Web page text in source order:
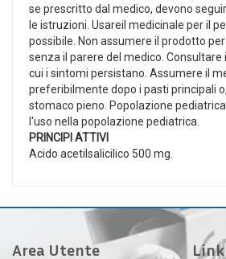
se prescritto dal medico, devono
le istruzioni. Usareil medicinale per il
possibile. Non assumere il prodotto
senza il parere del medico. Consultare
cui i sintomi persistano. Assumere il
preferibilmente dopo i pasti principali
stomaco pieno. Popolazione
l'uso nella popolazione pediatrica.
PRINCIPI ATTIVI
Acido acetilsalicilico 500 mg.
Area Utente